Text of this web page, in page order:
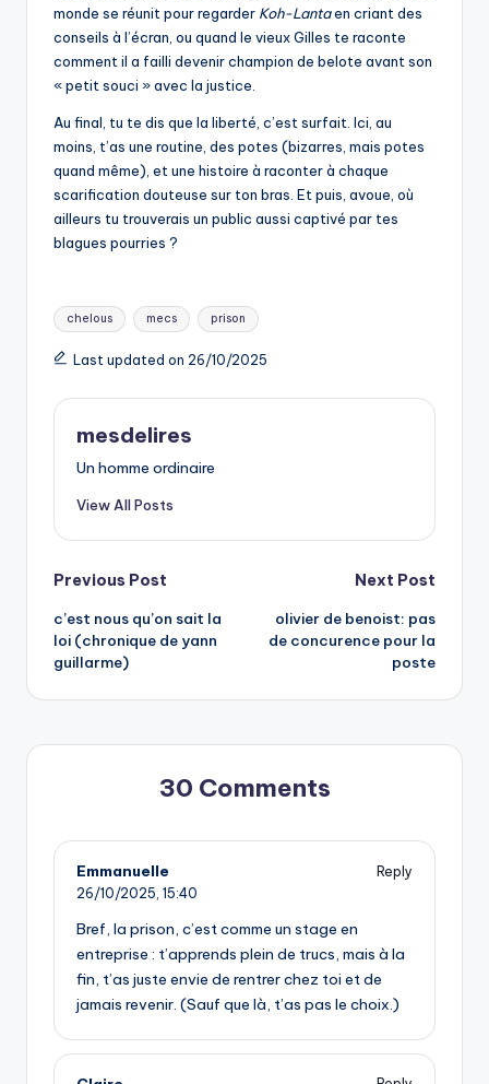
monde se réunit pour regarder Koh-Lantaen criant des
conseils à l’écran, ou quand le vieux Gilles te raconte
comment il a failli devenir champion de belote avant son
« petit souci » avec la justice.
Au final, tu te dis que la liberté, c’est surfait. Ici, au
moins, t’as une routine, des potes (bizarres, mais potes
quand même), et une histoire à raconter à chaque
scarification douteuse sur ton bras. Et puis, avoue, où
ailleurs tu trouverais un public aussi captivé par tes
blagues pourries ?
Tags:
chelous mecs prison
Last updated on 26/10/2025
mesdelires
Un homme ordinaire
View All Posts
Post
navigation
Previous Post
c’est nous qu’on sait la
loi (chronique de yann
guillarme)
Next Post
olivier de benoist: pas
de concurence pour la
poste
30 Comments
Emmanuelle
Reply
26/10/2025, 15:40
Bref, la prison, c’est comme un stage en
entreprise : t’apprends plein de trucs, mais à la
fin, t’as juste envie de rentrer chez toi et de
jamais revenir. (Sauf que là, t’as pas le choix.)